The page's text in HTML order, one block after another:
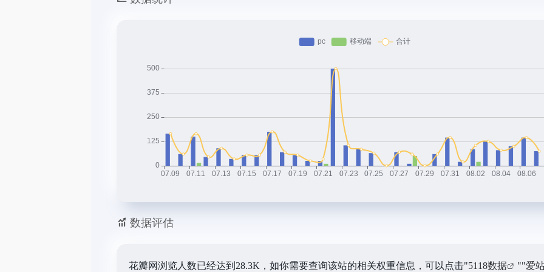
数据评估
花瓣网浏览人数已经达到28.3K，如你需要查询该站的相关权重信息，可以点击"5118数据 ""爱